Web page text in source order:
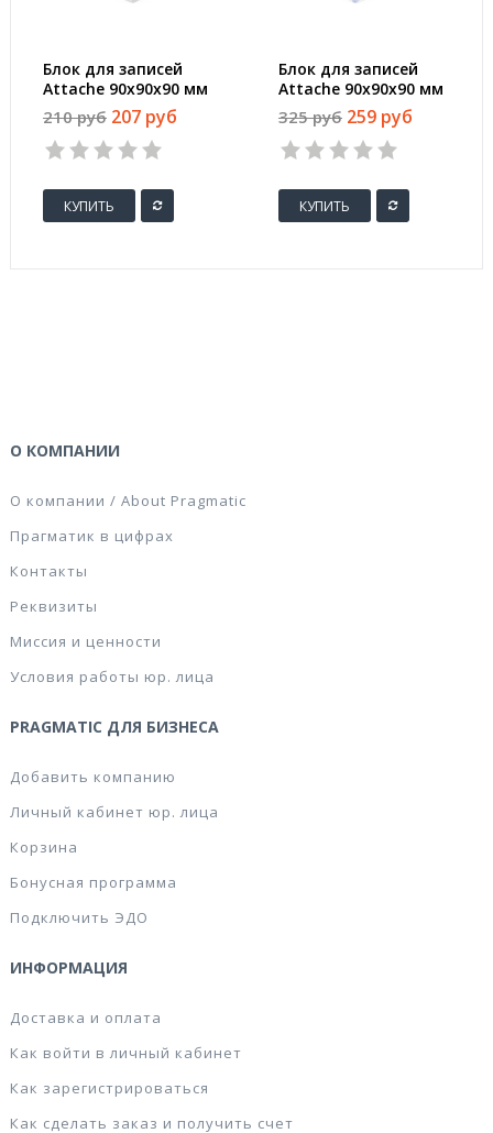
Блок для записей
Attache 90x90x90 мм
белый (плотность
80-100 г/кв.м)
210 руб 207 руб
КУПИТЬ
Блок для записей
Attache 90x90x90 мм
белый в боксе
(плотность 80 г/кв.м,
белизна 90
325 руб 259 руб
КУПИТЬ
О КОМПАНИИ
О компании / About Pragmatic
Прагматик в цифрах
Контакты
Реквизиты
Миссия и ценности
Условия работы юр. лица
PRAGMATIC ДЛЯ БИЗНЕСА
Добавить компанию
Личный кабинет юр. лица
Корзина
Бонусная программа
Подключить ЭДО
ИНФОРМАЦИЯ
Доставка и оплата
Как войти в личный кабинет
Как зарегистрироваться
Как сделать заказ и получить счет